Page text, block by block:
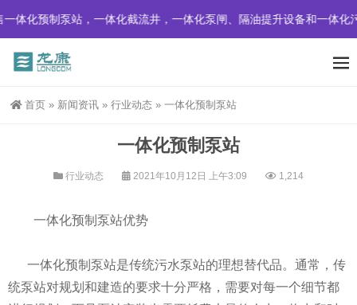
体化预制泵站，一体化截流井，一体化泵闸、隔油提升设备和一体化
首页 » 新闻资讯 » 行业动态 » 一体化预制泵站
一体化预制泵站
行业动态 2021年10月12日 上午3:09 1,214
一体化预制泵站优势
一体化预制泵站是传统污水泵站的理想替代品。通常，传
统泵站对规划和建造的要求十分严格，需要对每一个细节都